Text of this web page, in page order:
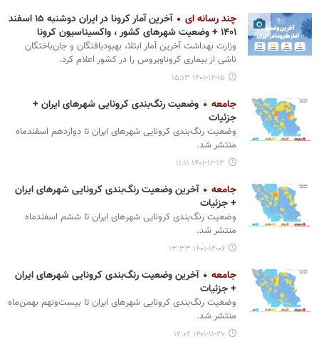
چند رسانه ای
آخرین آمار کرونا در ایران دوشنبه ۱۵ اسفند
۱۴۰۱ + وضعیت شهرهای کشور ، واکسیناسیون کرونا
وزارت بهداشت آخرین آمار ابتلا، بهبودیافتگان و جان‌باختگان
ناشی از بیماری کروناویروس را در کشور اعلام کرد.
۱۴۰۱-۱۲-۱۵ ۱۵:۱۳
جامعه
وضعیت رنگ‌بندی کرونایی شهرهای ایران +
جزئیات
وضعیت رنگ‌بندی کرونایی شهرهای ایران تا دوازدهم اسفندماه
منتشر شد.
۱۴۰۱-۱۲-۱۳ ۱۱:۱۱
جامعه
آخرین وضعیت رنگ‌بندی کرونایی شهرهای ایران
+ جزئیات
وضعیت رنگ‌بندی کرونایی شهرهای ایران تا ششم اسفندماه
منتشر شد.
۱۴۰۱-۱۲-۰۶ ۱۳:۳۳
جامعه
آخرین وضعیت رنگ‌بندی کرونایی شهرهای ایران
+ جزئیات
وضعیت رنگ‌بندی کرونایی شهرهای ایران تا بیست‌ونهم بهمن‌ماه
منتشر شد.
۱۴۰۱-۱۱-۳۰ ۱۲:۰۲